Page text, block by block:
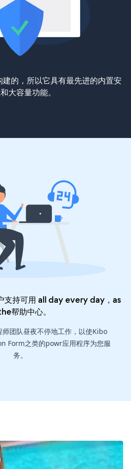
的，所以它具有最先进的内置安
大容量功能。
持可用 all day every day，as
帮助中心。
师团队昼夜不停地工作，以使Kibo
Form之类的powr应用程序为您服
务。